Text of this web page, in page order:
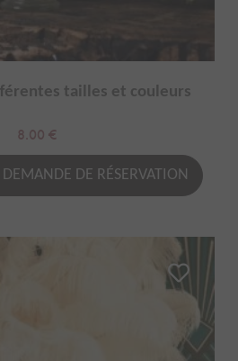
tailles et couleurs
8.00 €
DE RÉSERVATION